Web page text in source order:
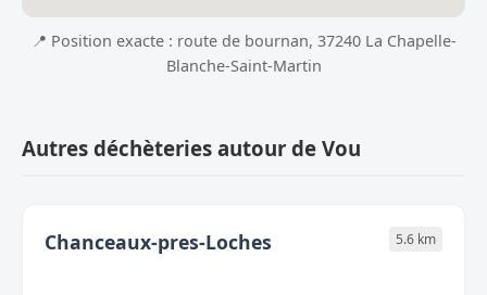
📍 Position exacte : route de bournan, 37240 La Chapelle-
Blanche-Saint-Martin
Autres déchèteries autour de Vou
Chanceaux-pres-Loches 5.6 km